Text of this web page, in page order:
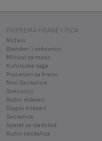
PRIPREMA HRANE I PIĆA
Noževi
Blenderi i sokovnici
Mlinovi za meso
Kuhinjske vage
Procesori za hranu
Mini Seckalice
Sokovnici
Ručni mikseri
Štapni mikseri
Seckalica
Aparat za sladoled
Ručni seckalica